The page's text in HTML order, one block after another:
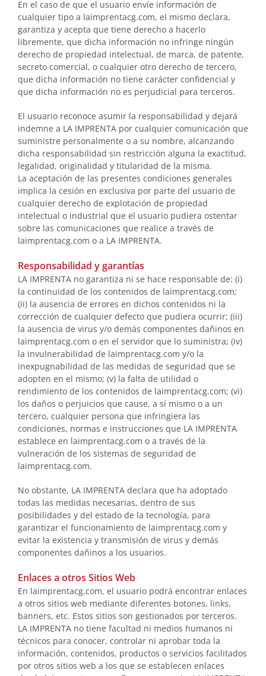
En el caso de que el usuario envíe información de
cualquier tipo a laimprentacg.com, el mismo declara,
garantiza y acepta que tiene derecho a hacerlo
libremente, que dicha información no infringe ningún
derecho de propiedad intelectual, de marca, de patente,
secreto comercial, o cualquier otro derecho de tercero,
que dicha información no tiene carácter confidencial y
que dicha información no es perjudicial para terceros.
El usuario reconoce asumir la responsabilidad y dejará
indemne a LA IMPRENTA por cualquier comunicación que
suministre personalmente o a su nombre, alcanzando
dicha responsabilidad sin restricción alguna la exactitud,
legalidad, originalidad y titularidad de la misma.
La aceptación de las presentes condiciones generales
implica la cesión en exclusiva por parte del usuario de
cualquier derecho de explotación de propiedad
intelectual o industrial que el usuario pudiera ostentar
sobre las comunicaciones que realice a través de
laimprentacg.com o a LA IMPRENTA.
Responsabilidad y garantías
LA IMPRENTA no garantiza ni se hace responsable de: (i)
la continuidad de los contenidos de laimprentacg.com;
(ii) la ausencia de errores en dichos contenidos ni la
corrección de cualquier defecto que pudiera ocurrir; (iii)
la ausencia de virus y/o demás componentes dañinos en
laimprentacg.com o en el servidor que lo suministra; (iv)
la invulnerabilidad de laimprentacg.com y/o la
inexpugnabilidad de las medidas de seguridad que se
adopten en el mismo; (v) la falta de utilidad o
rendimiento de los contenidos de laimprentacg.com; (vi)
los daños o perjuicios que cause, a sí mismo o a un
tercero, cualquier persona que infringiera las
condiciones, normas e instrucciones que LA IMPRENTA
establece en laimprentacg.com o a través de la
vulneración de los sistemas de seguridad de
laimprentacg.com.
No obstante, LA IMPRENTA declara que ha adoptado
todas las medidas necesarias, dentro de sus
posibilidades y del estado de la tecnología, para
garantizar el funcionamiento de laimprentacg.com y
evitar la existencia y transmisión de virus y demás
componentes dañinos a los usuarios.
Enlaces a otros Sitios Web
En laimprentacg.com, el usuario podrá encontrar enlaces
a otros sitios web mediante diferentes botones, links,
banners, etc. Estos sitios son gestionados por terceros.
LA IMPRENTA no tiene facultad ni medios humanos ni
técnicos para conocer, controlar ni aprobar toda la
información, contenidos, productos o servicios facilitados
por otros sitios web a los que se establecen enlaces